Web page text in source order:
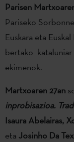
Parisen
Pariseko
Euskara eta
bertako kataluniar
ekimenok.
Martxoaren 27an
inprobisazioa.
Isaura Abelairas,
eta Josinho Da